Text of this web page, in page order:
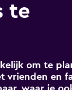
te
om te
vrienden en